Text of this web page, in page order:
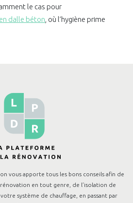
le cas pour
dalle béton , où l’hygiène prime
vous apporte tous les bons conseils afin de
en tout genre, de l’isolation de
système de chauffage, en passant par